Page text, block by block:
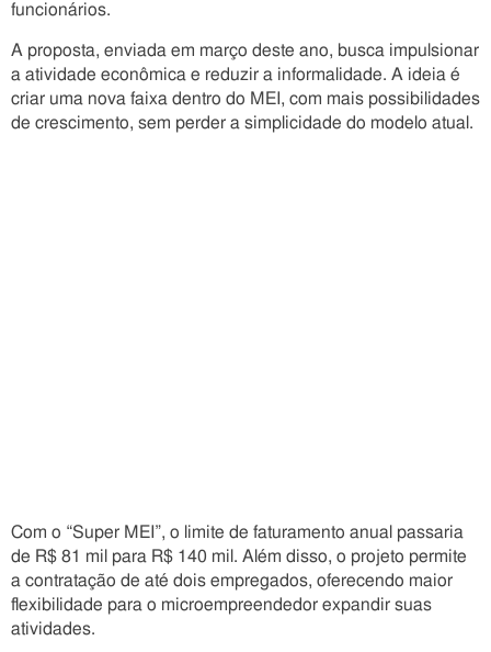
funcionários.
A proposta, enviada em março deste ano, busca impulsionar
a atividade econômica e reduzir a informalidade. A ideia é
criar uma nova faixa dentro do MEI, com mais possibilidades
de crescimento, sem perder a simplicidade do modelo atual.
Com o “Super MEI”, o limite de faturamento anual passaria
de R$ 81 mil para R$ 140 mil. Além disso, o projeto permite
a contratação de até dois empregados, oferecendo maior
flexibilidade para o microempreendedor expandir suas
atividades.